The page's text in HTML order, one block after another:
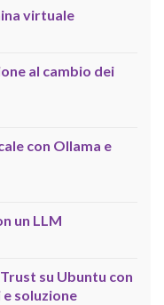
virtuale
al cambio dei
con Ollama e
un LLM
su Ubuntu con
e soluzione